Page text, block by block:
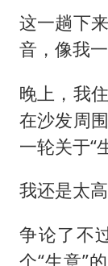
这一趟下
音，像我一
晚上，我
在沙发周
一轮关于“
我还是太
争论了不
个“生意”